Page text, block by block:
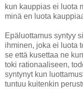
kun kauppias ei luota
minä en luota
Epäluottamus syntyy
ihminen, joka ei luota
se että kusettaa ne
toki rationaaliseen,
syntynyt kun
tuntuu kuitenkin